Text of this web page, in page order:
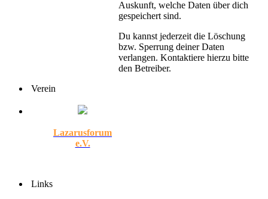
Auskunft, welche Daten über dich
gespeichert sind.
Du kannst jederzeit die Löschung
bzw. Sperrung deiner Daten
verlangen. Kontaktiere hierzu bitte
den Betreiber.
Verein
Lazarusforum
e.V.
Links